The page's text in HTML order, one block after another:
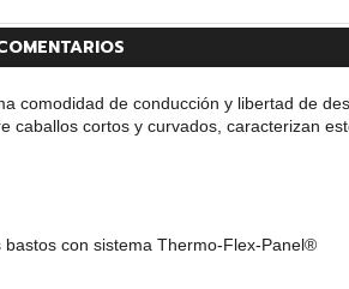
comodidad de conducción y libertad de
cortos y curvados, caracterizan
con sistema Thermo-Flex-Panel®